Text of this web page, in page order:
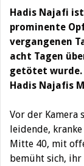
Hadis Najafi
prominente
vergangenen
acht Tagen
getötet wurde.
Hadis Najafis
Vor der Kamera
leidende,
Mitte 40, mit
bemüht sich,